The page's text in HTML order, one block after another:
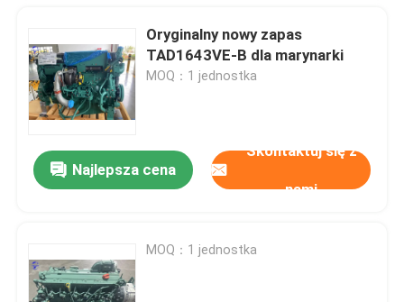
Oryginalny nowy zapas
TAD1643VE-B dla marynarki
MOQ：1 jednostka
Najlepsza cena
Skontaktuj się z
nami
MOQ：1 jednostka